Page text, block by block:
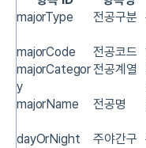
majorType
전공구분
majorCode
전공코드
majorCategor
y
전공계열
majorName
전공명
dayOrNight
주야간구